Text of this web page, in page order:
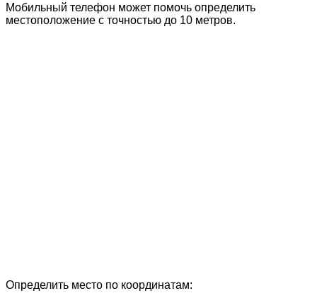
Мобильный телефон может помочь определить
местоположение с точностью до 10 метров.
Определить место по координатам: